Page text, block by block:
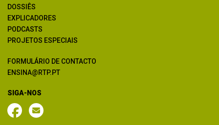
DOSSIÊS
EXPLICADORES
PODCASTS
PROJETOS ESPECIAIS
FORMULÁRIO DE CONTACTO
ENSINA@RTP.PT
SIGA-NOS